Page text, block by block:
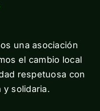
una asociación
el cambio local
respetuosa con
y solidaria.